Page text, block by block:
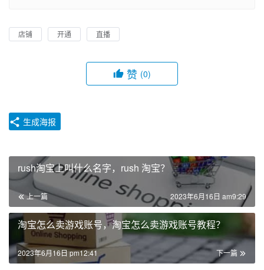
店铺 开通 直播
赞 (0)
生成海报
rush淘宝上叫什么名字，rush 淘宝？
上一篇 2023年6月16日 am9:29
淘宝怎么卖游戏账号，淘宝怎么卖游戏账号教程？
下一篇
2023年6月16日 pm12:41